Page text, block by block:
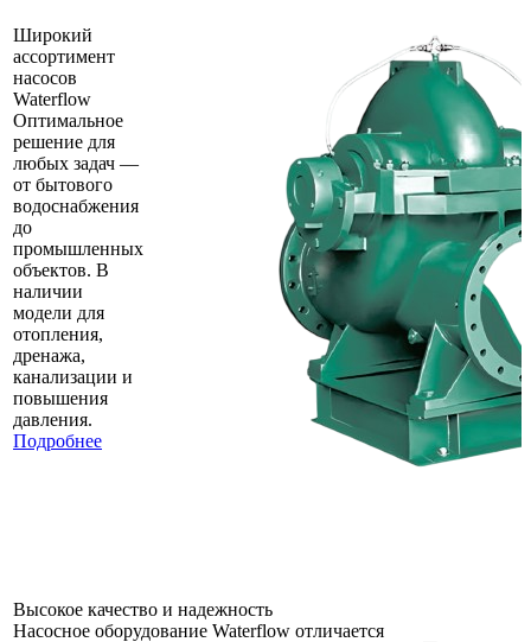
Широкий
ассортимент
насосов
Waterflow
Оптимальное
решение для
любых задач —
от бытового
водоснабжения
до
промышленных
объектов. В
наличии
модели для
отопления,
дренажа,
канализации и
повышения
давления.
Подробнее
Высокое качество и надежность
Насосное оборудование Waterflow отличается